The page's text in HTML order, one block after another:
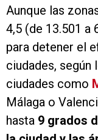
Aunque las
4,5 (de 13.501 a
para detener el
ciudades, según
ciudades como
Málaga o
hasta 9 grados